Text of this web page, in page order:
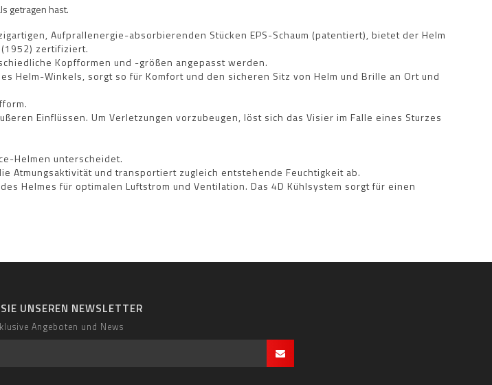
getragen hast.
Aufprallenergie-absorbierenden Stücken EPS-Schaum (patentiert), bietet der Helm
(1952) zertifiziert.
Kopfformen und -größen angepasst werden.
Helm-Winkels, sorgt so für Komfort und den sicheren Sitz von Helm und Brille an Ort und
Einflüssen. Um Verletzungen vorzubeugen, löst sich das Visier im Falle eines Sturzes
Helmen unterscheidet.
Atmungsaktivität und transportiert zugleich entstehende Feuchtigkeit ab.
Helmes für optimalen Luftstrom und Ventilation. Das 4D Kühlsystem sorgt für einen
UNSEREN NEWSLETTER
Angeboten und News